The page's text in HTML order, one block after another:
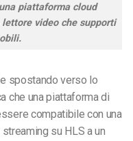
piattaforma cloud
video che supporti
spostando verso lo
che una piattaforma di
compatibile con una
su HLS a un